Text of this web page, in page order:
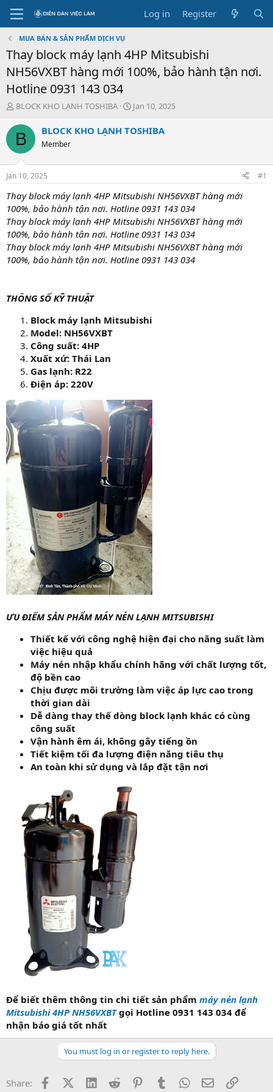
Log in Register
MUA BÁN & SẢN PHẨM DỊCH VỤ
Thay block máy lạnh 4HP Mitsubishi
NH56VXBT hàng mới 100%, bảo hành tận nơi.
Hotline 0931 143 034
T
r
e
d
t
a
r
t
e
r
BLOCK KHO LẠNH TOSHIBA
S
a
t
e
Jan 10, 2025
B BLOCK KHO LẠNH TOSHIBA
Member
Jan 10, 2025 #1
Thay block máy lạnh 4HP Mitsubishi NH56VXBT hàng mới
100%, bảo hành tận nơi. Hotline 0931 143 034
Thay block máy lạnh 4HP Mitsubishi NH56VXBT hàng mới
100%, bảo hành tận nơi. Hotline 0931 143 034
Thay block máy lạnh 4HP Mitsubishi NH56VXBT hàng mới
100%, bảo hành tận nơi. Hotline 0931 143 034
THÔNG SỐ KỸ THUẬT
Block máy lạnh Mitsubishi
Model: NH56VXBT
Công suất: 4HP
Xuất xứ: Thái Lan
Gas lạnh: R22
Điện áp: 220V
ƯU ĐIẾM SẢN PHẨM MÁY NÉN LẠNH MITSUBISHI
Thiết kế với công nghệ hiện đại cho năng suất làm
việc hiệu quả
Máy nén nhập khẩu chính hãng với chất lượng tốt,
độ bền cao
Chịu được môi trường làm việc áp lực cao trong
thời gian dài
Dễ dàng thay thế dòng block lạnh khác có cùng
công suất
Vận hành êm ái, không gây tiếng ồn
Tiết kiệm tối đa lượng điện năng tiêu thụ
An toàn khi sử dụng và lắp đặt tận nơi
Để biết thêm thông tin chi tiết sản phẩm máy nén lạnh
Mitsubishi 4HP NH56VXBT gọi Hotline 0931 143 034 để
nhận báo giá tốt nhất
You must log in or register to reply here.
Share: FacebookX (Twitter)
LinkedInReddit PinterestTumblrWhatsApp
EmailLink